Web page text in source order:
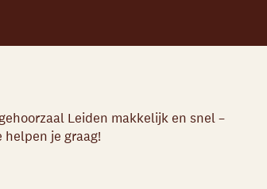
Leiden makkelijk en snel –
je graag!